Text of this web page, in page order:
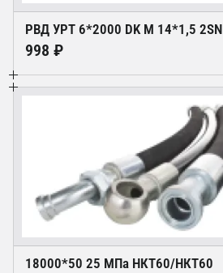
РВД УРТ 6*2000 DK М 14*1,5 2SN
998 ₽
18000*50 25 МПа НКТ60/НКТ60